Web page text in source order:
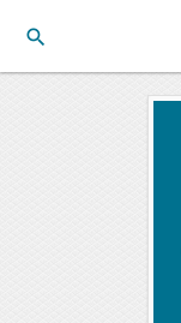
search